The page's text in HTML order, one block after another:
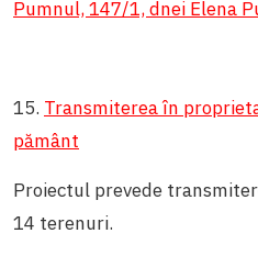
Pumnul, 147/1, dnei Elena
15. Transmiterea în
pământ
Proiectul prevede
14 terenuri.